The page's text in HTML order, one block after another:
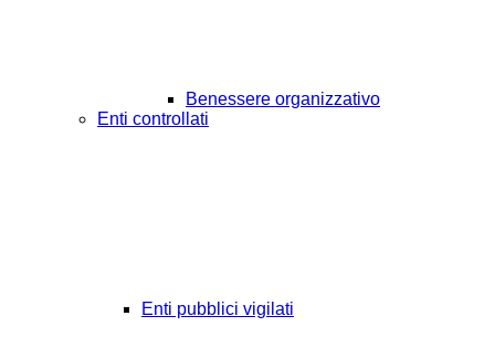
Benessere organizzativo
Enti controllati
Enti pubblici vigilati